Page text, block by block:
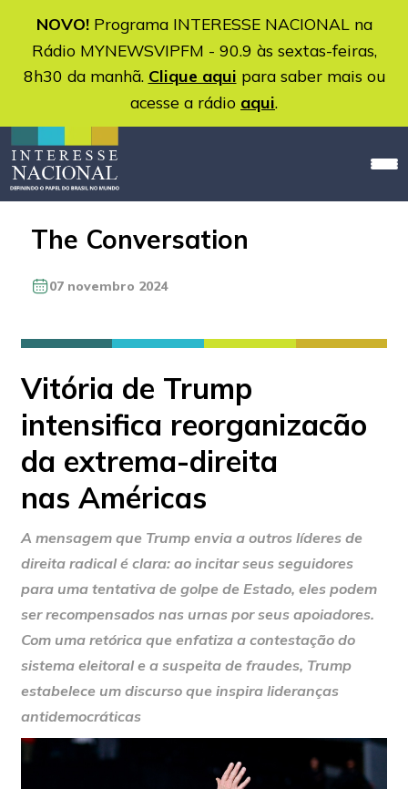
NOVO!Programa INTERESSE NACIONAL na
Rádio MYNEWSVIPFM - 90.9 às sextas-feiras,
8h30 da manhã. Clique aqui para saber mais ou
acesse a rádio aqui.
The Conversation
07 novembro 2024
Vitória de Trump
intensifica reorganizacão
da extrema-direita
nas Américas
A mensagem que Trump envia a outros líderes de
direita radical é clara: ao incitar seus seguidores
para uma tentativa de golpe de Estado, eles podem
ser recompensados nas urnas por seus apoiadores.
Com uma retórica que enfatiza a contestação do
sistema eleitoral e a suspeita de fraudes, Trump
estabelece um discurso que inspira lideranças
antidemocráticas